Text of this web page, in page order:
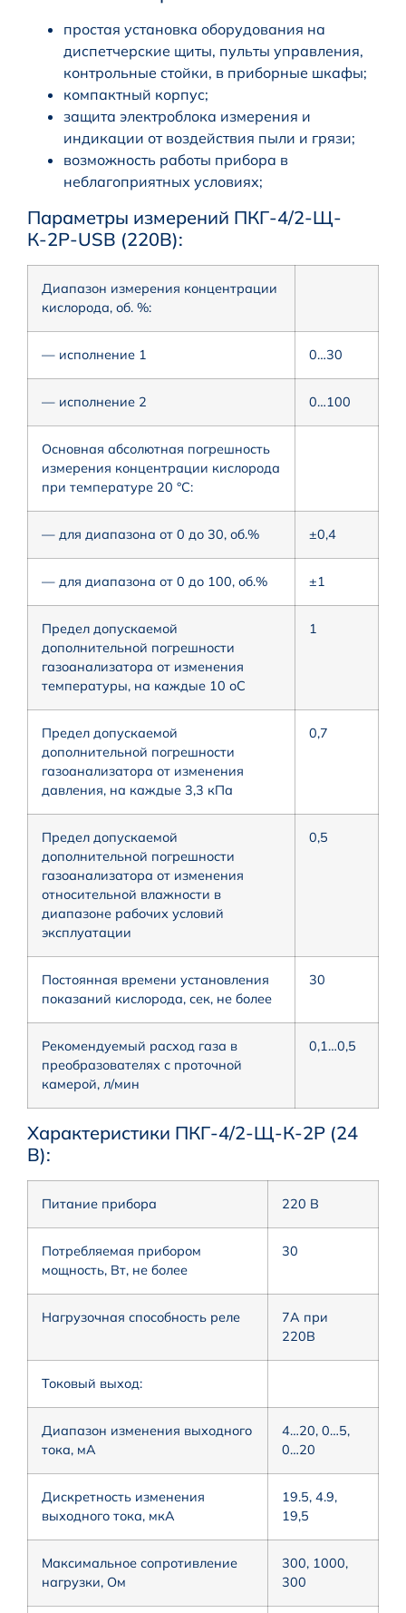
простая установка оборудования на
диспетчерские щиты, пульты управления,
контрольные стойки, в приборные шкафы;
компактный корпус;
защита электроблока измерения и
индикации от воздействия пыли и грязи;
возможность работы прибора в
неблагоприятных условиях;
Параметры измерений ПКГ-4/2-Щ-
К-2Р-USB (220В):
Диапазон измерения концентрации
кислорода, об. %:
— исполнение 1 0…30
— исполнение 2 0…100
Основная абсолютная погрешность
измерения концентрации кислорода
при температуре 20 °С:
— для диапазона от 0 до 30, об.% ±0,4
— для диапазона от 0 до 100, об.% ±1
Предел допускаемой
дополнительной погрешности
газоанализатора от изменения
температуры, на каждые 10 оС
1
Предел допускаемой
дополнительной погрешности
газоанализатора от изменения
давления, на каждые 3,3 кПа
0,7
Предел допускаемой
дополнительной погрешности
газоанализатора от изменения
относительной влажности в
диапазоне рабочих условий
эксплуатации
0,5
Постоянная времени установления
показаний кислорода, сек, не более
30
Рекомендуемый расход газа в
преобразователях с проточной
камерой, л/мин
0,1…0,5
Характеристики ПКГ-4/2-Щ-К-2Р (24
В):
Питание прибора 220 В
Потребляемая прибором
мощность, Вт, не более
30
Нагрузочная способность реле
7A при
220B
Токовый выход:
Диапазон изменения выходного
тока, мА
4…20, 0…5,
0…20
Дискретность изменения
выходного тока, мкА
19.5, 4.9,
19,5
Максимальное сопротивление
нагрузки, Ом
300, 1000,
300